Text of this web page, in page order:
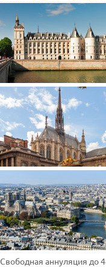
Свободная аннуляция до